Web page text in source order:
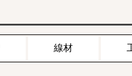
線材